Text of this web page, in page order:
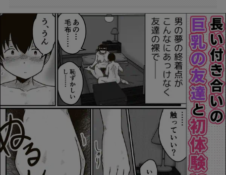
ジャンプ33号だけ売り切れはなぜ？ワンピース
カードが影響を与えていた？
声にならない愛は最終話やネタバレは？最後ま
で見る方法も！
MAZZEL・RYUKIのヘアメイク匂わせとは？時
系列で調査
映画『銀行強盗：完全マニュアル』公開中止の
理由は？なぜなのか徹底調査